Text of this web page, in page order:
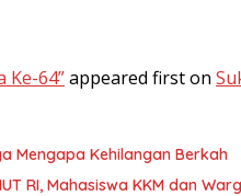
Ke-64”appeared first on
Mengapa Kehilangan Berkah
RI, Mahasiswa KKM dan